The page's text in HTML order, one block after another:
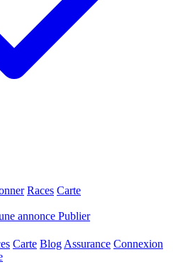
Races Carte
annonce Publier
Carte Blog Assurance Connexion